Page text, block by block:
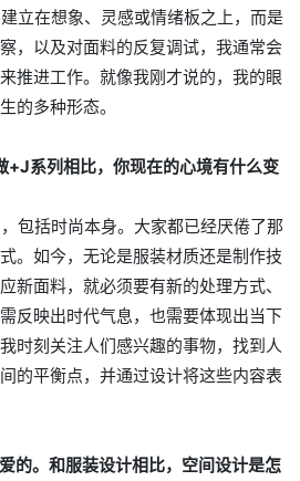
立在想象、灵感或情绪板之上，而是
，以及对面料的反复调试，我通常会
推进工作。就像我刚才说的，我的眼
的多种形态。
系列相比，你现在的心境有什么变
包括时尚本身。大家都已经厌倦了那
。如今，无论是服装材质还是制作技
新面料，就必须要有新的处理方式、
反映出时代气息，也需要体现出当下
时刻关注人们感兴趣的事物，找到人
的平衡点，并通过设计将这些内容表
的。和服装设计相比，空间设计是怎